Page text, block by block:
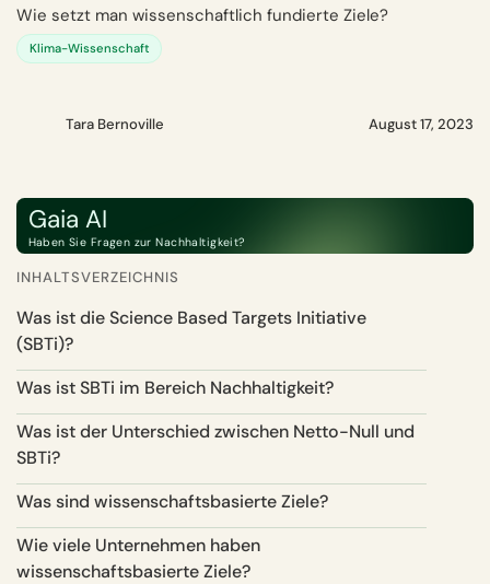
Wie setzt man wissenschaftlich fundierte Ziele?
Klima-Wissenschaft
Tara Bernoville August 17, 2023
Gaia AI
Haben Sie Fragen zur Nachhaltigkeit?
INHALTSVERZEICHNIS
Was ist die Science Based Targets Initiative
(SBTi)?
Was ist SBTi im Bereich Nachhaltigkeit?
Was ist der Unterschied zwischen Netto-Null und
SBTi?
Was sind wissenschaftsbasierte Ziele?
Wie viele Unternehmen haben
wissenschaftsbasierte Ziele?